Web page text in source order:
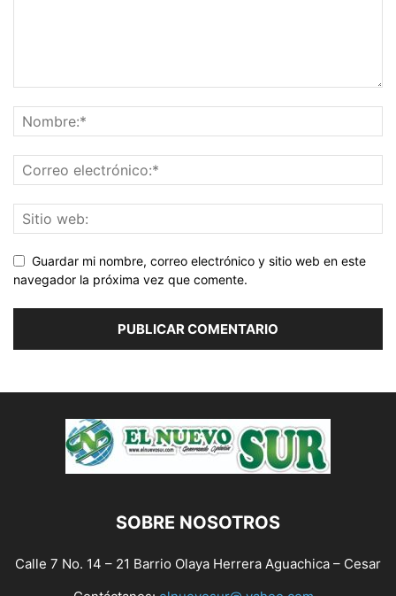
Guardar mi nombre, correo electrónico y sitio web en este
navegador la próxima vez que comente.
SOBRE NOSOTROS
Calle 7 No. 14 – 21 Barrio Olaya Herrera Aguachica – Cesar